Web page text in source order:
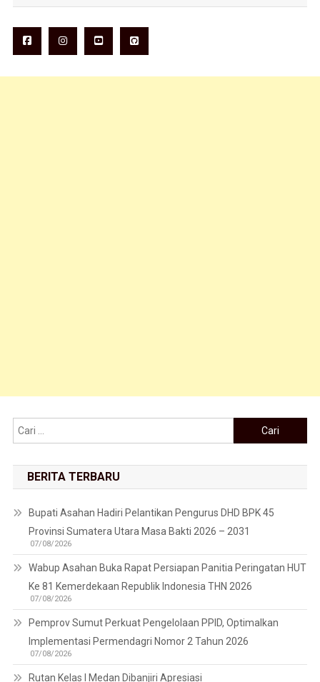
Cari untuk:
BERITA TERBARU
Bupati Asahan Hadiri Pelantikan Pengurus DHD BPK 45
Provinsi Sumatera Utara Masa Bakti 2026 – 2031
07/08/2026
Wabup Asahan Buka Rapat Persiapan Panitia Peringatan HUT
Ke 81 Kemerdekaan Republik Indonesia THN 2026
07/08/2026
Pemprov Sumut Perkuat Pengelolaan PPID, Optimalkan
Implementasi Permendagri Nomor 2 Tahun 2026
07/08/2026
Rutan Kelas I Medan Dibanjiri Apresiasi